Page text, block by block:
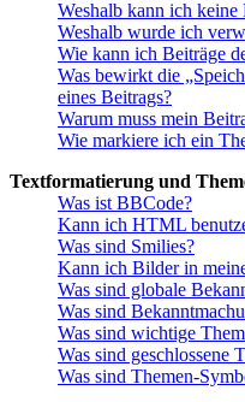
Weshalb kann ich keine
Weshalb wurde ich
Wie kann ich Beiträge
Was bewirkt die
eines Beitrags?
Warum muss mein
Wie markiere ich ein
Textformatierung und
Was ist BBCode?
Kann ich HTML
Was sind Smilies?
Kann ich Bilder in
Was sind globale
Was sind
Was sind wichtige
Was sind geschlossene
Was sind Themen-